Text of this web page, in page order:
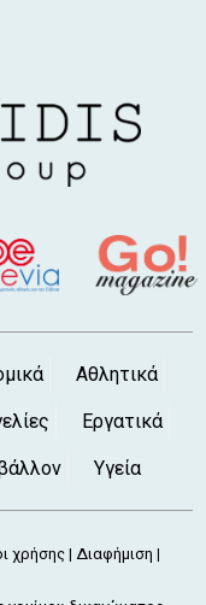
Αθλητικά
Εργατικά
Υγεία
χρήσης| Διαφήμιση